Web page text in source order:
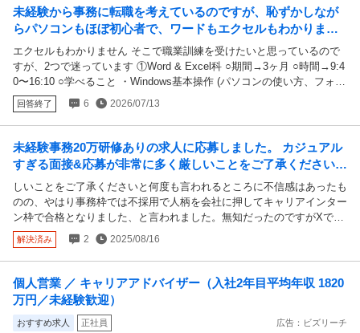
ルや接客業の経験を活かせるとアピールできるかと思ったのです
が、、。 事務以外にやりたいことがなくどうすればいいか迷走中で
す。 現職中なのですが、なるべく早く辞めたいですが次の内定先が決
まってから辞めたいです。
未経験から事務に転職を考えているのですが、恥ずかしなが
らパソコンもほぼ初心者で、ワードもエクセルもわかりませ
ん そこで職業訓練を受けたいと思っているのですが、2つで
迷っています
エクセルもわかりません そこで職業訓練を受けたいと思っているので
すが、2つで迷っています ①Word & Excel科 ○期間→3ヶ月 ○時間→9:4
0〜16:10 ○学べること ・Windows基本操作 (パソコンの使い方、フォル
ダ作成、ファイル保存、タスクバー、OSの操作) ・ビジネス文書 (社内
文書、社外文書、メール文章) ・Word基本操作 (ページ設定、書式設
定、表の作成、編集、印刷形式など) ・Word応用操作 (オブジェクトの
活用、画像を活用した文書の作成、校正、ビジネス文書の作成: 案内
状・通知書・報告書、チラシ作成、編集機能の活用、差込印刷など) ・
Excel基本操作 (セル入力、表計算、グラフ、計算式、関数、相対参
照、絶対参照など) ・Excel応用操作 (グラフ作成、関数: 文字列操作関
数・日付関数・三角関数、ユーザ定義書式、図の挿入、フラッシュフィ
ル、帳票類作成: 集計表・売上表) ・パワポ ②ビジネスパソコン事務実
践科 ○期間→5ヶ月 ○時間→5ヶ月10:00〜16:30 ○学べること ・パソコ
ンの基本操作(アプリインストールやメールなど他) ・文書作成基礎実習
(Word) (送り状、議事録、企画書、契約書、メニュー作成) ・表計算操
作基礎実習(Excel) (データ入力、編集、関数、表計算、グラフ作成、抽
出、集計、データ分析、3Dグラフの作成、備品管理表作成、顧客管理
表作成、旅費精算書、請求書、その他) ・プレゼンテーション操作実習
(パワポ) (資料作成、アニメーションなど) ・ソフトウェア間の連携活用
回答終了 6 2026/07/13
未経験事務20万研修ありの求人に応募しました。 カジュアル
すぎる面接&応募が非常に多く厳しいことをご了承くださいと
何度も言われるところに不信感はあ...
しいことをご了承くださいと何度も言われるところに不信感はあったも
のの、やはり事務枠では不採用で人柄を会社に押してキャリアインター
ン枠で合格となりました、と言われました。無知だったのですがXで検
索して、こういった無期雇用派遣に誘導する求人は多いと書いてありま
した。ほぼ全てそうなのでしょうか？本当にに未経験で事務ができる求
人は派遣社員、契約社員、バイトですか？どうしても正社員事務目指す
ならそこで2年ほど経験を積んで改めて応募して目指すしかないでしょ
うか？今回こういう求人もあるのだと学べましたが、1ヶ月費やしたの
がバカバカしいです^^;
解決済み 2 2025/08/16
個人営業 ／ キャリアアドバイザー（入社2年目平均年収 1820
万円／未経験歓迎）
おすすめ求人 正社員 広告：ビズリーチ